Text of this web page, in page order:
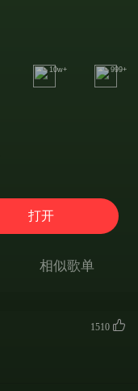
10w+ 999+
打开
相似歌单
1510